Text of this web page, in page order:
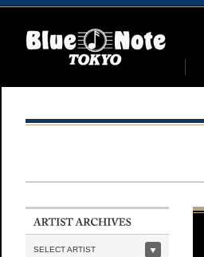
SELECT ARTIST